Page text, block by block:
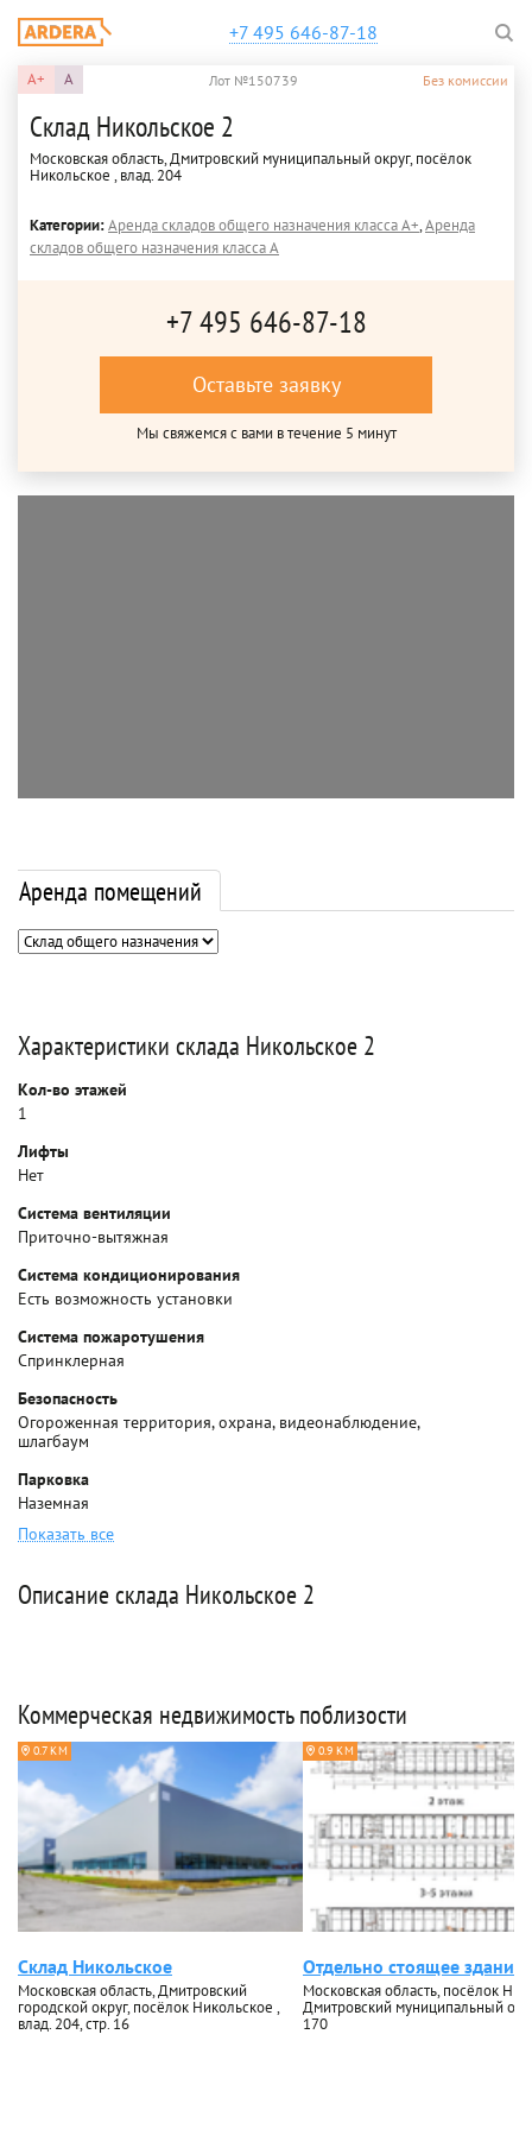
+7 495 646-87-18
A+ A Лот №150739 Без комиссии
Склад Никольское 2
Московская область, Дмитровский муниципальный округ, посёлок
Никольское , влад. 204
Категории:Аренда складов общего назначения класса A+,Аренда
складов общего назначения класса A
+7 495 646-87-18
Оставьте заявку
Мы свяжемся с вами в течение 5 минут
Аренда помещений
Характеристики склада Никольское 2
Кол-во этажей
1
Лифты
Нет
Система вентиляции
Приточно-вытяжная
Система кондиционирования
Есть возможность установки
Система пожаротушения
Спринклерная
Безопасность
Огороженная территория, охрана, видеонаблюдение,
шлагбаум
Парковка
Наземная
Показать все
Описание склада Никольское 2
Коммерческая недвижимость поблизости
0.7 КМ
Склад Никольское
Московская область, Дмитровский
городской округ, посёлок Никольское ,
влад. 204, стр. 16
0.9 КМ
Отдельно стоящее здание
Московская область, посёлок
Дмитровский муниципальный
170